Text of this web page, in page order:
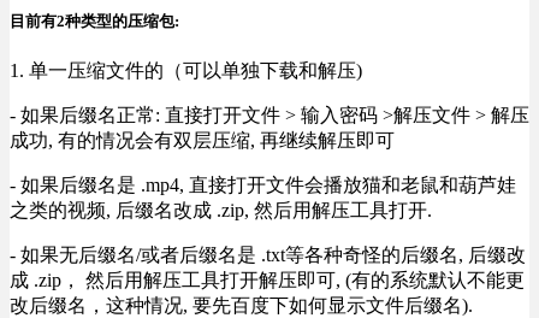
目前有2种类型的压缩包:
1. 单一压缩文件的（可以单独下载和解压)
- 如果后缀名正常: 直接打开文件 > 输入密码 >解压文件 > 解压
成功, 有的情况会有双层压缩, 再继续解压即可
- 如果后缀名是 .mp4, 直接打开文件会播放猫和老鼠和葫芦娃
之类的视频, 后缀名改成 .zip, 然后用解压工具打开.
- 如果无后缀名/或者后缀名是 .txt等各种奇怪的后缀名, 后缀改
成 .zip， 然后用解压工具打开解压即可, (有的系统默认不能更
改后缀名，这种情况, 要先百度下如何显示文件后缀名).